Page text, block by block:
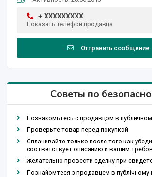
+ XXXXXXXXX
Показать телефон продавца
Отправить сообщение
Советы по
Познакомьтесь с продавцом в
Проверьте товар перед покупкой
Оплачивайте только после того как
соответствует описанию и вашим
Желательно провести сделку при
Познайомтеся з продавцем в публічному